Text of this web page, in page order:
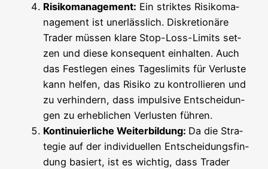
Risi­ko­ma­nage­ment: Ein strik­tes Risi­ko­ma­
nage­ment ist uner­läss­lich. Dis­kre­tio­nä­re
Trader müs­sen kla­re Stop-Loss-Limits set­
zen und die­se kon­se­quent ein­hal­ten. Auch
das Fest­le­gen eines Tages­li­mits für Ver­lus­te
kann hel­fen, das Risi­ko zu kon­trol­lie­ren und
zu ver­hin­dern, dass impul­si­ve Ent­schei­dun­
gen zu erheb­li­chen Ver­lus­ten führen.
Kon­ti­nu­ier­li­che Wei­ter­bil­dung: Da die Stra­
te­gie auf der indi­vi­du­el­len Ent­schei­dungs­fin­
dung basiert, ist es wich­tig, dass Trader